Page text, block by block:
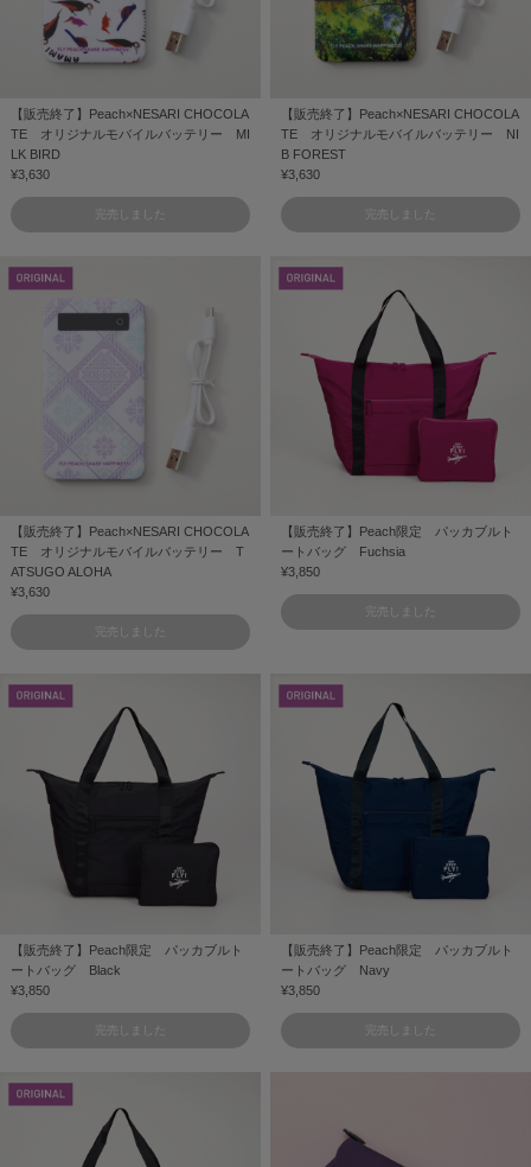
【販売終了】Peach×NESARI CHOCOLA
TE オリジナルモバイルバッテリー MI
LK BIRD
¥3,630
完売しました
【販売終了】Peach×NESARI CHOCOLA
TE オリジナルモバイルバッテリー NI
B FOREST
¥3,630
完売しました
【販売終了】Peach×NESARI CHOCOLA
TE オリジナルモバイルバッテリー T
ATSUGO ALOHA
¥3,630
完売しました
【販売終了】Peach限定 パッカブルト
ートバッグ Fuchsia
¥3,850
完売しました
【販売終了】Peach限定 パッカブルト
ートバッグ Black
¥3,850
完売しました
【販売終了】Peach限定 パッカブルト
ートバッグ Navy
¥3,850
完売しました